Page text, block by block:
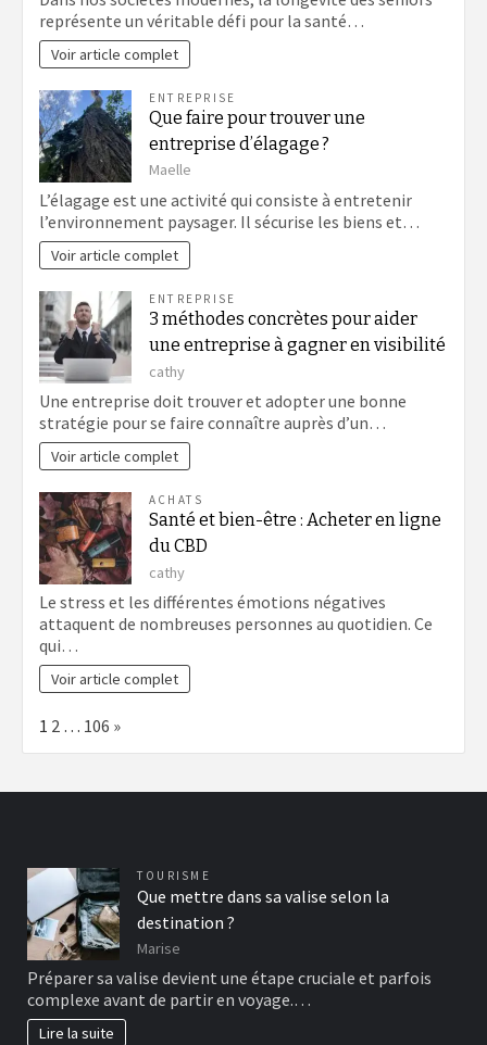
représente un véritable défi pour la santé…
Voir article complet
ENTREPRISE
Que faire pour trouver une
entreprise d’élagage ?
Maelle
L’élagage est une activité qui consiste à entretenir
l’environnement paysager. Il sécurise les biens et…
Voir article complet
ENTREPRISE
3 méthodes concrètes pour aider
une entreprise à gagner en visibilité
cathy
Une entreprise doit trouver et adopter une bonne
stratégie pour se faire connaître auprès d’un…
Voir article complet
ACHATS
Santé et bien-être : Acheter en ligne
du CBD
cathy
Le stress et les différentes émotions négatives
attaquent de nombreuses personnes au quotidien. Ce
qui…
Voir article complet
Page:
1 2 … 106 Next
»
TOURISME
Que mettre dans sa valise selon la
destination ?
Marise
Préparer sa valise devient une étape cruciale et parfois
complexe avant de partir en voyage.…
Lire la suite